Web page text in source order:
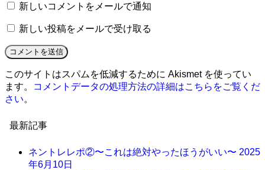
新しいコメントをメールで通知
新しい投稿をメールで受け取る
このサイトはスパムを低減するために Akismet を使ってい
ます。
コメントデータの処理方法の詳細はこちらをご覧くだ
さい。
最新記事
ネントレレポ②〜これは絶対やったほうがいい〜 2025
年6月10日